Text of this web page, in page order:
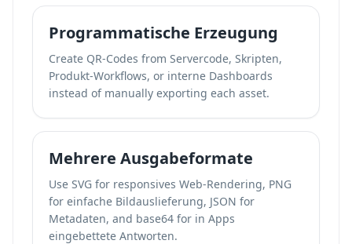
Programmatische Erzeugung
Create QR-Codes from Servercode, Skripten,
Produkt-Workflows, or interne Dashboards
instead of manually exporting each asset.
Mehrere Ausgabeformate
Use SVG for responsives Web-Rendering, PNG
for einfache Bildauslieferung, JSON for
Metadaten, and base64 for in Apps
eingebettete Antworten.